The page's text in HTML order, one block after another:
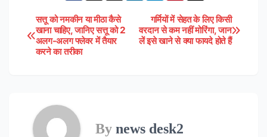
Post
navigation
गर्मियों में सेहत के लिए किसी
वरदान से कम नहीं मोरिंगा, जान
लें इसे खाने से क्या फायदे होते हैं
सत्तू को नमकीन या मीठा कैसे
खाना चाहिए, जानिए सत्तू को 2
अलग-अलग फ्लेवर में तैयार
करने का तरीका
By news desk2